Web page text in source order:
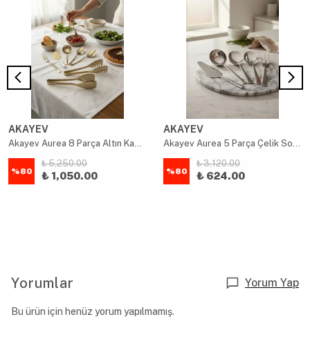
AKAYEV
Akayev Aurea 8 Parça Altın Kaplama Çelik Maşa ve Sos Kepçe Servis Seti
%80
₺ 5,250.00
₺ 1,050.00
AKAYEV
Akayev Aurea 5 Parça Çelik Sos Kepçe Servis Seti
%80
₺ 3,120.00
₺ 624.00
Yorumlar Yorum Yap
Bu ürün için henüz yorum yapılmamış.